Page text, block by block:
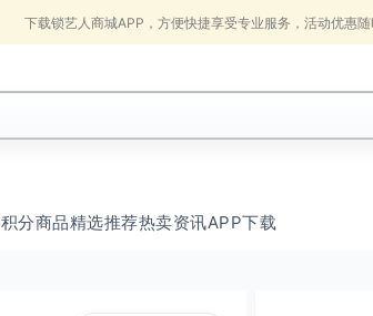
下载锁艺人商城APP，方便快捷享受专业服务，活动优惠随
积分商品精选推荐热卖资讯APP下载